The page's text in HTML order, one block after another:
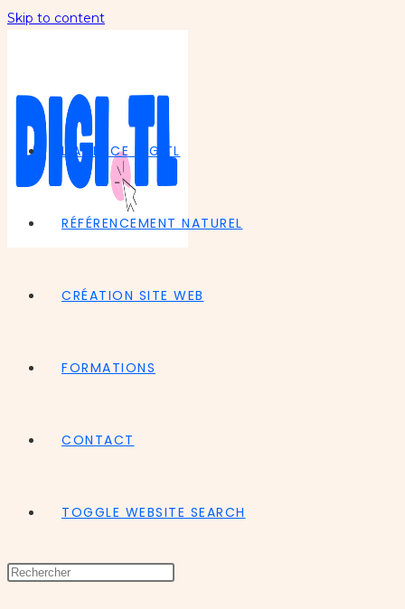
Skip to content
L’AGENCE DIGITL
RÉFÉRENCEMENT NATUREL
CRÉATION SITE WEB
FORMATIONS
CONTACT
TOGGLE WEBSITE SEARCH